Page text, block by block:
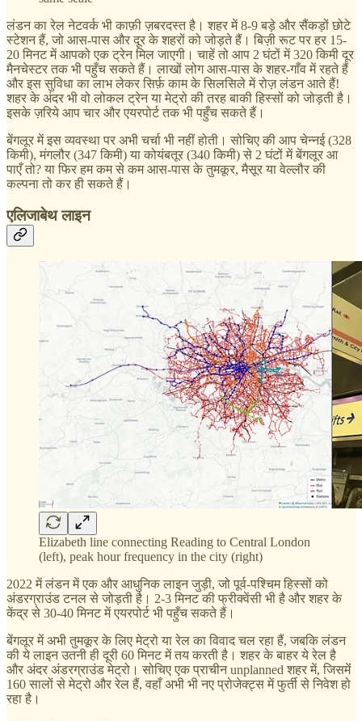
लंडन का रेल नेटवर्क भी काफ़ी ज़बरदस्त है। शहर में 8-9 बड़े और सैंकड़ों छोटे
स्टेशन हैं, जो आस-पास और दूर के शहरों को जोड़ते हैं। बिज़ी रूट पर हर 15-
20 मिनट में आपको एक ट्रेन मिल जाएगी। चाहें तो आप 2 घंटों में 320 किमी दूर
मैनचेस्टर तक भी पहुँच सकते हैं। लाखों लोग आस-पास के शहर-गाँव में रहते हैं
और इस सुविधा का लाभ लेकर सिर्फ़ काम के सिलसिले में रोज़ लंडन आते हैं!
शहर के अंदर भी वो लोकल ट्रेन या मेट्रो की तरह बाकी हिस्सों को जोड़ती है।
इसके ज़रिये आप चार और एयरपोर्ट तक भी पहुँच सकते हैं।
बेंगलूर में इस व्यवस्था पर अभी चर्चा भी नहीं होती। सोचिए की आप चेन्नई (328
किमी), मंगलौर (347 किमी) या कोयंबतूर (340 किमी) से 2 घंटों में बेंगलूर आ
पाएँ तो? या फिर हम कम से कम आस-पास के तुमकूर, मैसूर या वेल्लौर की
कल्पना तो कर ही सकते हैं।
एलिजाबेथ लाइन
Elizabeth line connecting Reading to Central London
(left), peak hour frequency in the city (right)
2022 में लंडन में एक और आधुनिक लाइन जुड़ी, जो पूर्व-पश्चिम हिस्सों को
अंडरग्राउंड टनल से जोड़ती है। 2-3 मिनट की फ्रीक्वेंसी भी है और शहर के
केंद्र से 30-40 मिनट में एयरपोर्ट भी पहुँच सकते हैं।
बेंगलूर में अभी तुमकूर के लिए मेट्रो या रेल का विवाद चल रहा हैं, जबकि लंडन
की ये लाइन उतनी ही दूरी 60 मिनट में तय करती है। शहर के बाहर ये रेल है
और अंदर अंडरग्राउंड मेट्रो। सोचिए एक प्राचीन unplanned शहर में, जिसमेंं
160 सालों से मेट्रो और रेल हैं, वहाँ अभी भी नए प्रोजेक्ट्स में फुर्ती से निवेश हो
रहा है।